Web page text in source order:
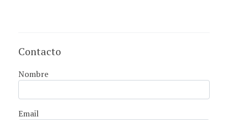
Contacto
Nombre
Email